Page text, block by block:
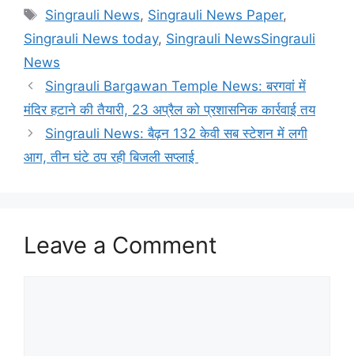
Tags
Singrauli News, Singrauli News Paper,
Singrauli News today, Singrauli NewsSingrauli
News
Singrauli Bargawan Temple News: बरगवां में
मंदिर हटाने की तैयारी, 23 अप्रैल को प्रशासनिक कार्रवाई तय
Singrauli News: बैढ़न 132 केवी सब स्टेशन में लगी
आग, तीन घंटे ठप रही बिजली सप्लाई
Leave a Comment